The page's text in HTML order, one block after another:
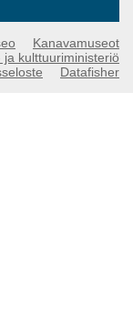
Kanavamuseot
ja kulttuuriministeriö
Datafisher